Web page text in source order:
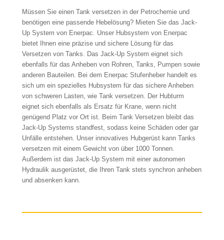
Müssen Sie einen Tank versetzen in der Petrochemie und
benötigen eine passende Hebelösung? Mieten Sie das Jack-
Up System von Enerpac. Unser Hubsystem von Enerpac
bietet Ihnen eine präzise und sichere Lösung für das
Versetzen von Tanks. Das Jack-Up System eignet sich
ebenfalls für das Anheben von Rohren, Tanks, Pumpen sowie
anderen Bauteilen. Bei dem Enerpac Stufenheber handelt es
sich um ein spezielles Hubsystem für das sichere Anheben
von schweren Lasten, wie Tank versetzen. Der Hubturm
eignet sich ebenfalls als Ersatz für Krane, wenn nicht
genügend Platz vor Ort ist. Beim Tank Versetzen bleibt das
Jack-Up Systems standfest, sodass keine Schäden oder gar
Unfälle entstehen. Unser innovatives Hubgerüst kann Tanks
versetzen mit einem Gewicht von über 1000 Tonnen.
Außerdem ist das Jack-Up System mit einer autonomen
Hydraulik ausgerüstet, die Ihren Tank stets synchron anheben
und absenken kann.